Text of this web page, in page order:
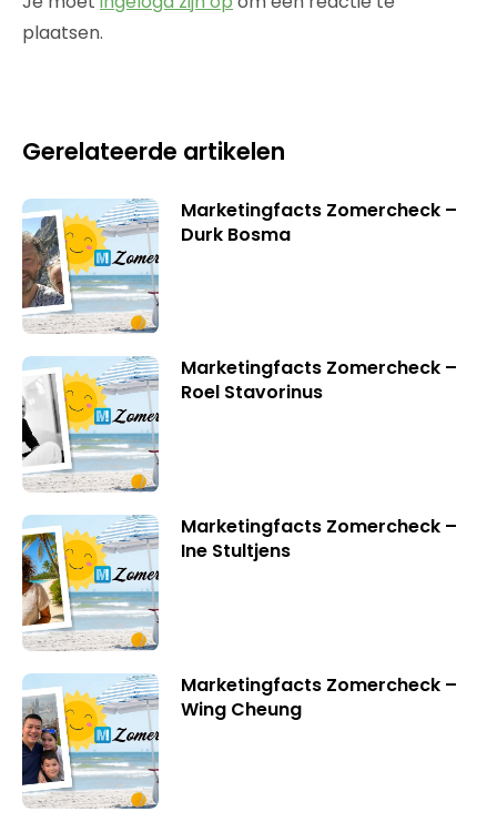
plaatsen.
Gerelateerde artikelen
Marketingfacts Zomercheck –
Durk Bosma
Marketingfacts Zomercheck –
Roel Stavorinus
Marketingfacts Zomercheck –
Ine Stultjens
Marketingfacts Zomercheck –
Wing Cheung